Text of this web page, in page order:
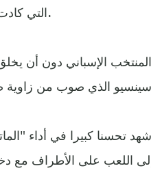
التي كادت أن تضع المغرب في المقدمة عند الدقيقة 42.
المنتخب الإسباني دون أن
تحسنا كبيرا في أداء